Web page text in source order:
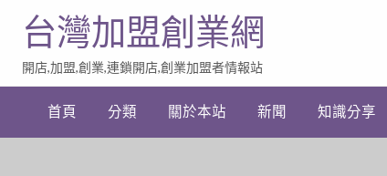
加
業
台灣加盟創業網
開店,加盟,創業,連鎖開店,創業加盟者情報站
首頁 分類 關於本站 新聞 知識分享